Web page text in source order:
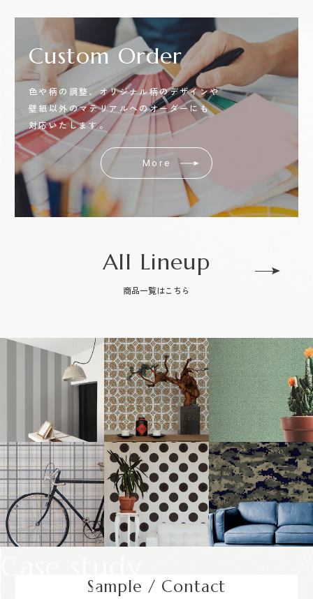
CustomOrder
色や柄の調整、オリジナル柄のデザインや
壁紙以外のマテリアルへのオーダーにも
対応いたします。
More
All Lineup
商品一覧はこちら
Sample / Contact